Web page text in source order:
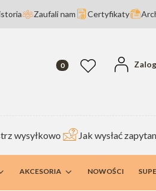
Zaufali nam Certyfikaty
Produkty w koszyku: 0.
Ulubione
wysyłkowo Jak wysłać
AKCESORIA NOWOŚCI